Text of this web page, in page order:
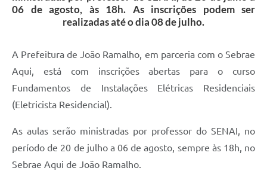
06 de agosto, às 18h. As inscrições podem ser
realizadas até o dia 08 de julho.
A Prefeitura de João Ramalho, em parceria com o Sebrae
Aqui, está com inscrições abertas para o curso
Fundamentos de Instalações Elétricas Residenciais
(Eletricista Residencial).
As aulas serão ministradas por professor do SENAI, no
período de 20 de julho a 06 de agosto, sempre às 18h, no
Sebrae Aqui de João Ramalho.